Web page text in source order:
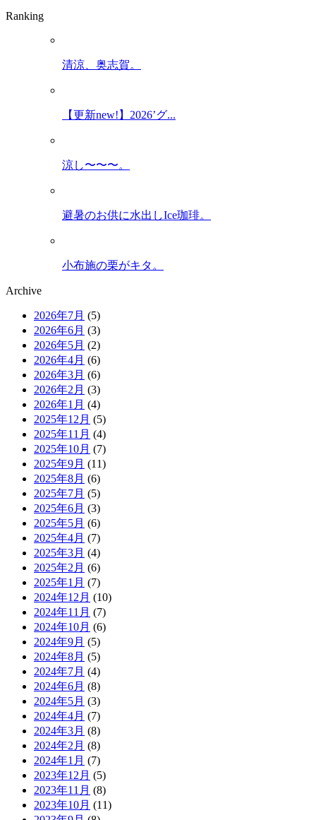
Ranking
清涼、奥志賀。
【更新new!】2026’グ...
涼し〜〜〜。
避暑のお供に水出しIce珈琲。
小布施の栗がキタ。
Archive
2026年7月 (5)
2026年6月 (3)
2026年5月 (2)
2026年4月 (6)
2026年3月 (6)
2026年2月 (3)
2026年1月 (4)
2025年12月 (5)
2025年11月 (4)
2025年10月 (7)
2025年9月 (11)
2025年8月 (6)
2025年7月 (5)
2025年6月 (3)
2025年5月 (6)
2025年4月 (7)
2025年3月 (4)
2025年2月 (6)
2025年1月 (7)
2024年12月 (10)
2024年11月 (7)
2024年10月 (6)
2024年9月 (5)
2024年8月 (5)
2024年7月 (4)
2024年6月 (8)
2024年5月 (3)
2024年4月 (7)
2024年3月 (8)
2024年2月 (8)
2024年1月 (7)
2023年12月 (5)
2023年11月 (8)
2023年10月 (11)